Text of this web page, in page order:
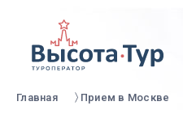
Главная Прием в Москве